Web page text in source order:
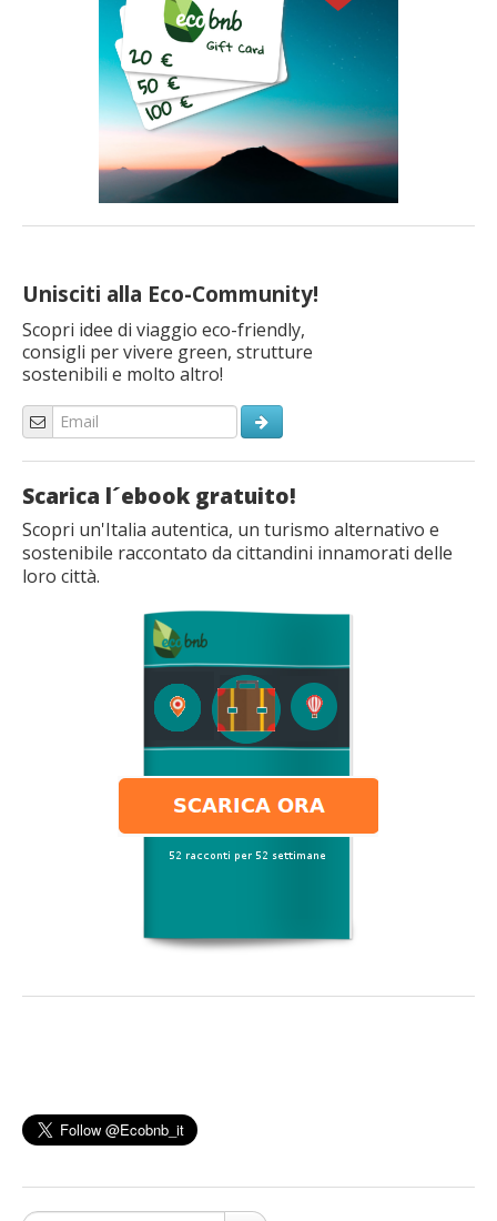
Unisciti alla Eco-Community!
Scopri idee di viaggio eco-friendly,
consigli per vivere green, strutture
sostenibili e molto altro!
Scarica l´ebook gratuito!
Scopri un'Italia autentica, un turismo alternativo e
sostenibile raccontato da cittandini innamorati delle
loro città.